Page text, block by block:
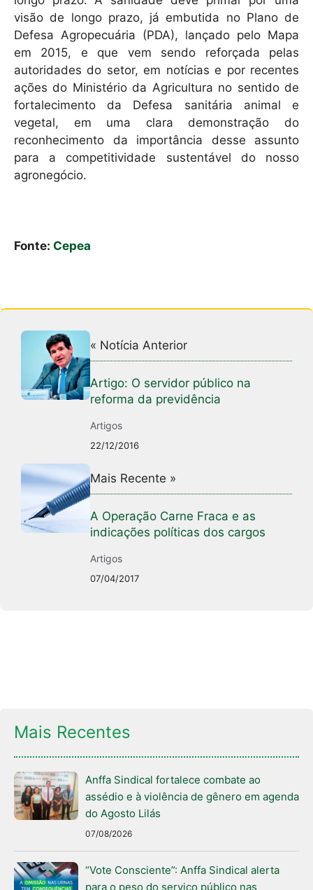
visão de longo prazo, já embutida no Plano de
Defesa Agropecuária (PDA), lançado pelo Mapa
em 2015, e que vem sendo reforçada pelas
autoridades do setor, em notícias e por recentes
ações do Ministério da Agricultura no sentido de
fortalecimento da Defesa sanitária animal e
vegetal, em uma clara demonstração do
reconhecimento da importância desse assunto
para a competitividade sustentável do nosso
agronegócio.
Fonte: Cepea
« Notícia Anterior
Artigo: O servidor público na
reforma da previdência
Artigos
22/12/2016
Mais Recente »
A Operação Carne Fraca e as
indicações políticas dos cargos
Artigos
07/04/2017
Mais Recentes
Anffa Sindical fortalece combate ao
assédio e à violência de gênero em agenda
do Agosto Lilás
07/08/2026
“Vote Consciente”: Anffa Sindical alerta
para o peso do serviço público nas